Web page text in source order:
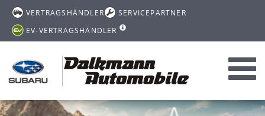
VERTRAGSHÄNDLER
SERVICEPARTNER
EV-VERTRAGSHÄNDLER